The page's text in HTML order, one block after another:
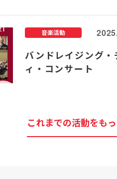
バンドレイジング・
ィ・コンサート
音楽活動
これまでの活動をも